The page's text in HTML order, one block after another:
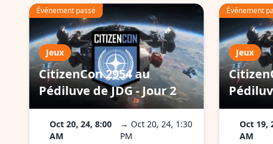
Jeux
CitizenCon 2954 au
Pédiluve de JDG - Jour 2
Événement passé
Oct 20, 24, 8:00
AM
→ Oct 20, 24, 1:30
PM
Jeux
Événement
Oct 19,
AM